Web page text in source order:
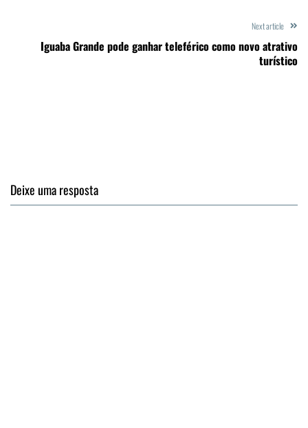
Next article
Iguaba Grande pode ganhar teleférico como novo atrativo
turístico
Deixe uma resposta